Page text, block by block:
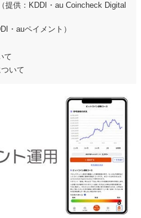
提供：KDDI・au Coincheck Digital
・auペイメント）
て
いて